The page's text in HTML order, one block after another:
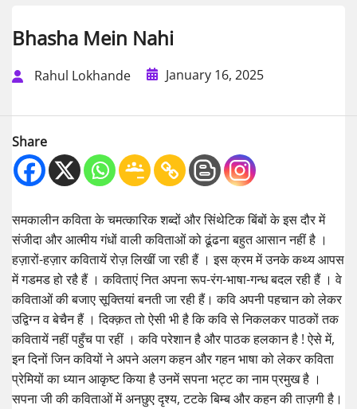
Bhasha Mein Nahi
Rahul Lokhande January 16, 2025
Share
समकालीन कविता के चमत्कारिक शब्दों और सिंथेटिक बिंबों के इस दौर में
संजीदा और आत्मीय गंधों वाली कविताओं को ढूंढना बहुत आसान नहीं है ।
हज़ारों-हज़ार कवितायें रोज़ लिखीं जा रही हैं । इस क्रम में उनके कथ्य आपस
में गडमड हो रहै हैं । कविताएं नित अपना रूप-रंग-भाषा-गन्ध बदल रही हैं । वे
कविताओं की बजाए सूक्तियां बनती जा रही हैं। कवि अपनी पहचान को लेकर
उद्विग्न व बेचैन हैं । दिक्क़त तो ऐसी भी है कि कवि से निकलकर पाठकों तक
कवितायें नहीं पहुँच पा रहीं । कवि परेशान है और पाठक हलकान है ! ऐसे में,
इन दिनों जिन कवियों ने अपने अलग कहन और गहन भाषा को लेकर कविता
प्रेमियों का ध्यान आकृष्ट किया है उनमें सपना भट्ट का नाम प्रमुख है ।
सपना जी की कविताओं में अनछुए दृश्य, टटके बिम्ब और कहन की ताज़गी है।